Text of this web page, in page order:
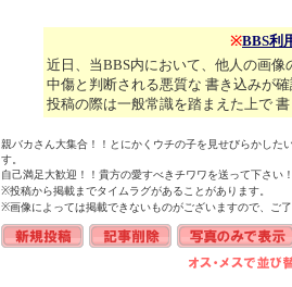
※BBS利
近日、当BBS内において、他人の画
中傷と判断される悪質な 書き込みが
投稿の際は一般常識を踏まえた上で
親バカさん大集合！！とにかくウチの子を見せびらかした
す。
自己満足大歓迎！！貴方の愛すべきチワワを送って下さい
※投稿から掲載までタイムラグがあることがあります。
※画像によっては掲載できないものがございますので、ご